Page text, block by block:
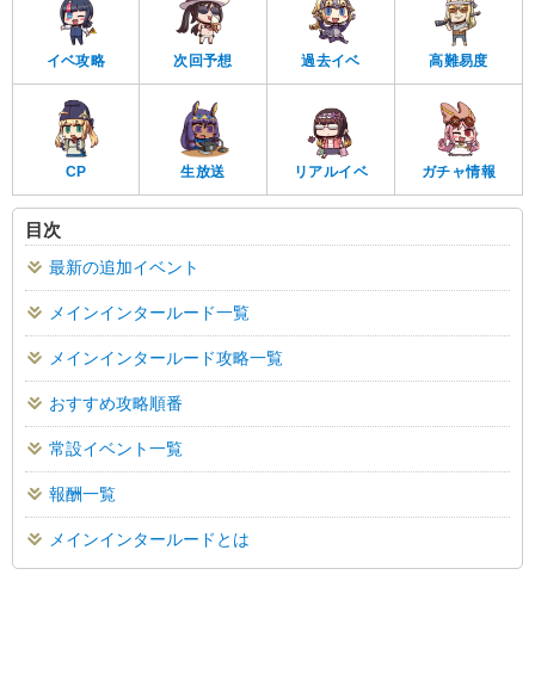
イベ攻略 次回予想 過去イベ 高難易度
CP 生放送 リアルイベ ガチャ情報
目次
最新の追加イベント
メインインタールード一覧
メインインタールード攻略一覧
おすすめ攻略順番
常設イベント一覧
報酬一覧
メインインタールードとは